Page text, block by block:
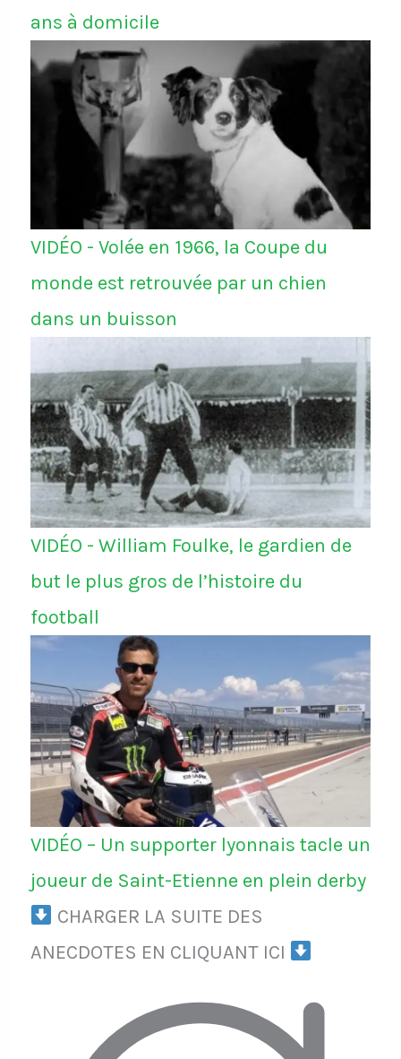
ans à domicile
VIDÉO - Volée en 1966, la Coupe du
monde est retrouvée par un chien
dans un buisson
VIDÉO - William Foulke, le gardien de
but le plus gros de l’histoire du
football
VIDÉO – Un supporter lyonnais tacle un
joueur de Saint-Etienne en plein derby
CHARGER LA SUITE DES
ANECDOTES EN CLIQUANT ICI